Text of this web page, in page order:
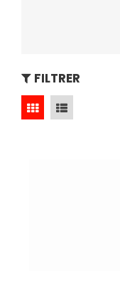
FILTRER